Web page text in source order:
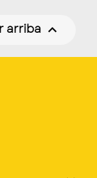
arriba 